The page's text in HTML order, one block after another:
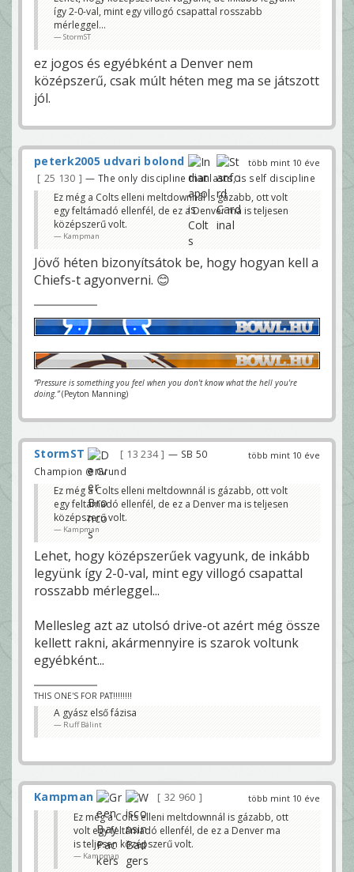
így 2-0-val, mint egy villogó csapattal rosszabb
mérleggel...
StormST
ez jogos és egyébként a Denver nem
középszerű, csak múlt héten meg ma se játszott
jól.
több mint 10 éve
peterk2005 udvari bolond
25 130 — The only discipline that lasts, is self discipline
Ez még a Colts elleni meltdownnál is gázabb, ott volt
egy feltámadó ellenfél, de ez a Denver ma is teljesen
középszerű volt.
Kampman
Jövő héten bizonyítsátok be, hogy hogyan kell a
Chiefs-t agyonverni. 😊
“Pressure is something you feel when you don't know what the hell you're
doing.”(Peyton Manning)
több mint 10 éve
StormST 13 234
— SB 50
Champion @ Grund
Ez még a Colts elleni meltdownnál is gázabb, ott volt
egy feltámadó ellenfél, de ez a Denver ma is teljesen
középszerű volt.
Kampman
Lehet, hogy középszerűek vagyunk, de inkább
legyünk így 2-0-val, mint egy villogó csapattal
rosszabb mérleggel...
Mellesleg azt az utolsó drive-ot azért még össze
kellett rakni, akármennyire is szarok voltunk
egyébként...
THIS ONE'S FOR PAT!!!!!!!!
A gyász első fázisa
Ruff Bálint
több mint 10 éve
Kampman
32 960
Ez még a Colts elleni meltdownnál is gázabb, ott
volt egy feltámadó ellenfél, de ez a Denver ma
is teljesen középszerű volt.
Kampman